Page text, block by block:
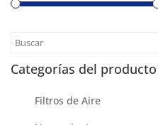
Categorías del producto
Filtros de Aire